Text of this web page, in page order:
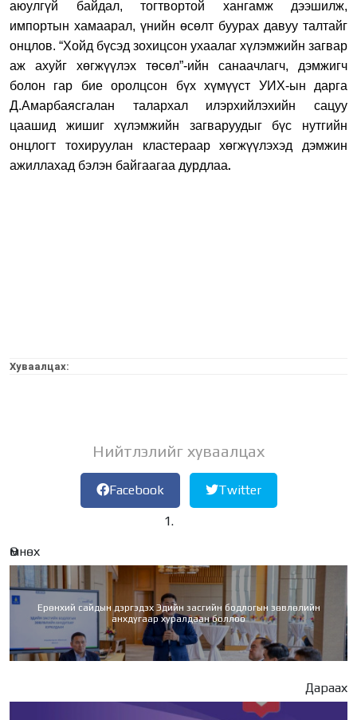
аюулгүй байдал, тогтвортой хангамж дээшилж,
импортын хамаарал, үнийн өсөлт буурах давуу талтайг
онцлов. “Хойд бүсэд зохицсон ухаалаг хүлэмжийн загвар
аж ахуйг хөгжүүлэх төсөл”-ийн санаачлагч, дэмжигч
болон гар бие оролцсон бүх хүмүүст УИХ-ын дарга
Д.Амарбаясгалан талархал илэрхийлэхийн сацуу
цаашид жишиг хүлэмжийн загваруудыг бүс нутгийн
онцлогт тохируулан кластераар хөгжүүлэхэд дэмжин
ажиллахад бэлэн байгаагаа дурдлаа.
Хуваалцах:
Нийтлэлийг хуваалцах
Facebook Twitter
Өмнөх
Ерөнхий сайдын дэргэдэх Эдийн засгийн бодлогын зөвлөлийн
анхдугаар хуралдаан боллоо
Дараах